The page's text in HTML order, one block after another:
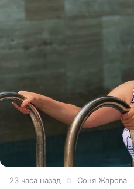
23 часа назад Соня Жарова